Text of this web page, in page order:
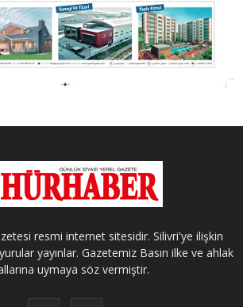
resmi internet sitesidir. Silivri'ye ilişkin
yayınlar. Gazetemiz Basın ilke ve ahlak
uymaya söz vermiştir.